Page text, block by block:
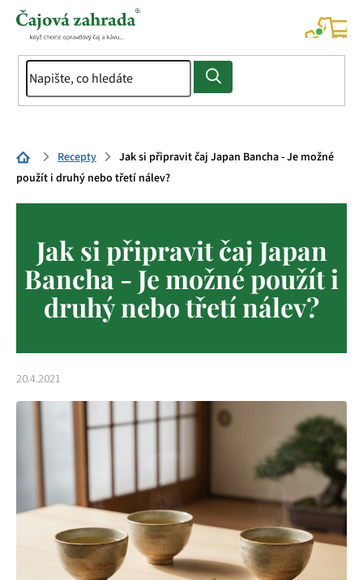
Přejít
Domů Recepty
Jak si připravit čaj Japan Bancha - Je možné
použít i druhý nebo třetí nálev?
Jak si připravit čaj Japan
Bancha - Je možné použít i
druhý nebo třetí nálev?
20.4.2021